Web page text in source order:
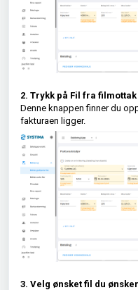
2. Trykk på Fil fra filmottak
Denne knappen finner du
fakturaen ligger.
3. Velg ønsket fil du